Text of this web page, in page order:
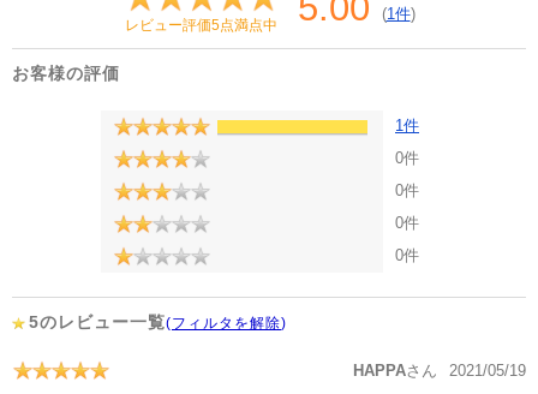
レビュー評価5点満点中
(1件)
お客様の評価
1件
0件
0件
0件
0件
5のレビュー一覧(フィルタを解除)
HAPPAさん 2021/05/19